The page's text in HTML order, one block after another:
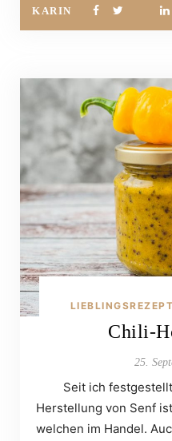
KARIN
Chili-
25.
Seit ich
Herstellung von Senf
welchen im Handel.